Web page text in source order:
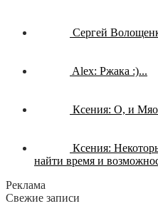
Сергей
Alex: Ржака :)...
Ксения: О, и Мяо
Ксения:
найти время и
Реклама
Свежие записи